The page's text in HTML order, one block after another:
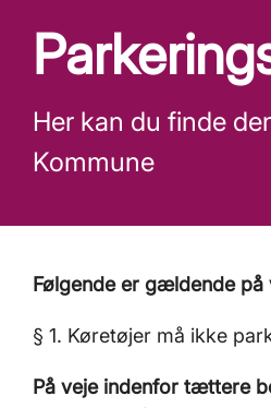
Her kan du finde
Kommune
Følgende er gældende på
§ 1. Køretøjer må ikke
På veje indenfor tættere